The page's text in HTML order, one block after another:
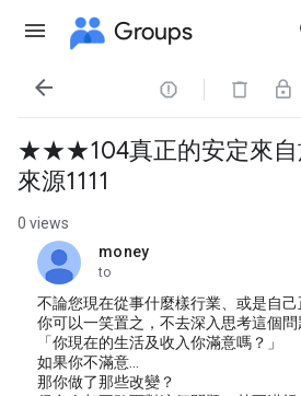
Groups
 
★★★104真正的安定來自
來源1111
0 views
money
unread,
to
不論您現在從事什麼樣行業、或是自己
你可以一笑置之，不去深入思考這個問
「你現在的生活及收入你滿意嗎？」
如果你不滿意…
那你做了那些改變？